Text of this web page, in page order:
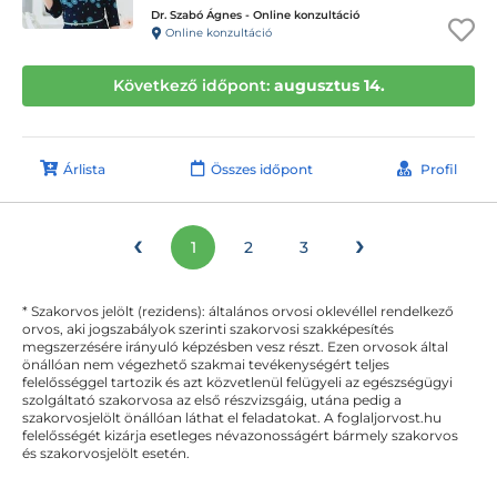
Dr. Szabó Ágnes - Online konzultáció
Online konzultáció
Következő időpont: augusztus 14.
Árlista Összes időpont Profil
‹ 1 2 3 ›
* Szakorvos jelölt (rezidens): általános orvosi oklevéllel rendelkező
orvos, aki jogszabályok szerinti szakorvosi szakképesítés
megszerzésére irányuló képzésben vesz részt. Ezen orvosok által
önállóan nem végezhető szakmai tevékenységért teljes
felelősséggel tartozik és azt közvetlenül felügyeli az egészségügyi
szolgáltató szakorvosa az első részvizsgáig, utána pedig a
szakorvosjelölt önállóan láthat el feladatokat. A foglaljorvost.hu
felelősségét kizárja esetleges névazonosságért bármely szakorvos
és szakorvosjelölt esetén.